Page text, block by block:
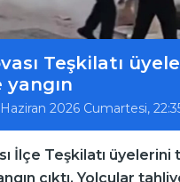
Teşkilatı
Haziran 2026 Cumartesi,
İlçe Teşkilatı üyelerini
çıktı. Yolcular